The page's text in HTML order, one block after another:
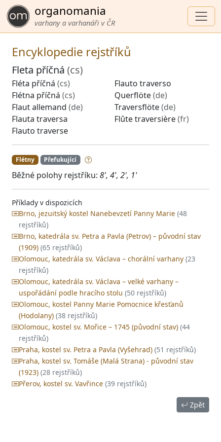
organomania
varhany a varhanáři v ČR
Encyklopedie rejstříků
Fleta příčná (cs)
Fléta příčná (cs)
Flétna příčná (cs)
Flaut allemand (de)
Flauta traversa
Flauto traverse
Flauto traverso
Querflöte(de)
Traversflöte(de)
Flûte traversière(fr)
Flétny Přefukující
Běžné polohy rejstříku: 8', 4', 2', 1'
Příklady v dispozicích
Brno, jezuitský kostel Nanebevzetí Panny Marie (48
rejstříků)
Brno, katedrála sv. Petra a Pavla (Petrov) – původní stav
(1909) (65 rejstříků)
Olomouc, katedrála sv. Václava – chorální varhany (23
rejstříků)
Olomouc, katedrála sv. Václava – velké varhany –
uspořádání podle hracího stolu (50 rejstříků)
Olomouc, kostel Panny Marie Pomocnice křesťanů
(Hodolany) (38 rejstříků)
Olomouc, kostel sv. Mořice – 1745 (původní stav) (44
rejstříků)
Praha, kostel sv. Petra a Pavla (Vyšehrad) (51 rejstříků)
Praha, kostel sv. Tomáše (Malá Strana) - původní stav
(1923) (28 rejstříků)
Přerov, kostel sv. Vavřince (39 rejstříků)
Zpět